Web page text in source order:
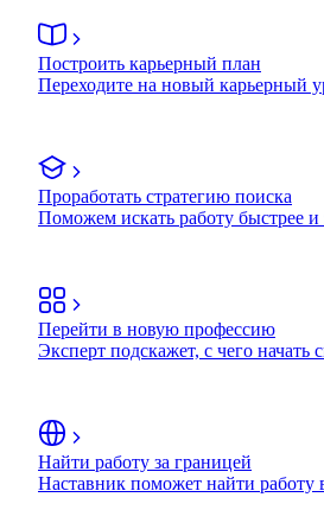
Построить карьерный план
Переходите на новый карьерный
Проработать стратегию поиска
Поможем искать работу быстрее
Перейти в новую профессию
Эксперт подскажет, с чего начать
Найти работу за границей
Наставник поможет найти работу